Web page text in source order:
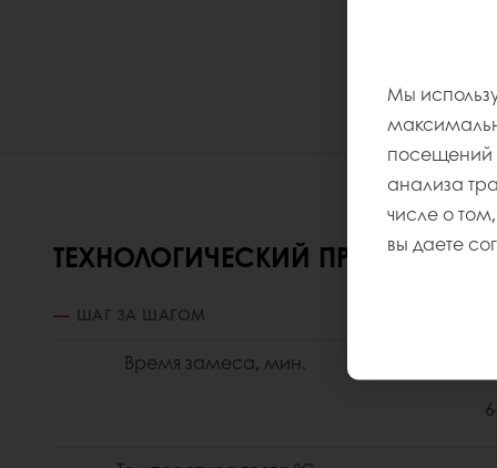
ТЕХНОЛОГИЧЕСКИЙ ПРОЦЕСС
ШАГ ЗА ШАГОМ
Время замеса, мин.
Мы
посещений
анализа
числе о
вы даете